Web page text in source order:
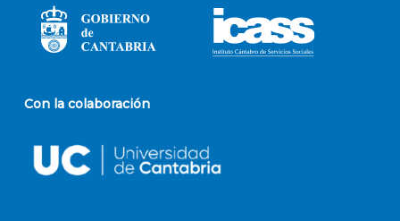
Con la colaboración